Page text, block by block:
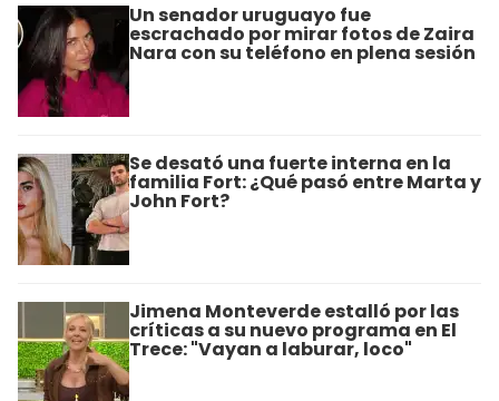
Un senador uruguayo fue
escrachado por mirar fotos de Zaira
Nara con su teléfono en plena sesión
Se desató una fuerte interna en la
familia Fort: ¿Qué pasó entre Marta y
John Fort?
Jimena Monteverde estalló por las
críticas a su nuevo programa en El
Trece: "Vayan a laburar, loco"